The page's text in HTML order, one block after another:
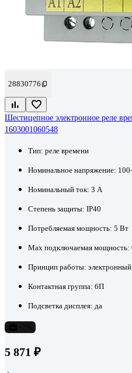
28830776
Шестицепное электронное реле
1603001060548
Тип: реле времени
Номинальное напряжение:
Номинальный ток: 3 А
Степень защиты: IP40
Потребляемая мощность: 5 Вт
Max подключаемая мощность:
Принцип работы: электронный
Контактная группа: 6П
Подсветка дисплея: да
5 871 ₽